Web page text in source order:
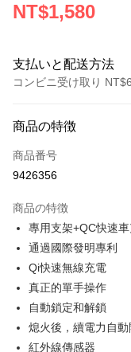
NT$1,580
支払いと配送方法
コンビニ受け取り
クレジットカード1回払
クレジットカード分割
合作金庫商業銀行
華南商業銀行
上海商業儲蓄銀行
国泰世華商業銀行
台湾中小企業銀行
聯邦商業銀行
元大商業銀行
玉山商業銀行
LINE Pay
Apple Pay
JKOPAY
Easy Wallet
商品の特徴
商品番号
9426356
商品の特徴
專用支架+QC快速
通過國際發明專利
Qi快速無線充電
真正的單手操作
自動鎖定和解鎖
熄火後，續電力自動
紅外線傳感器